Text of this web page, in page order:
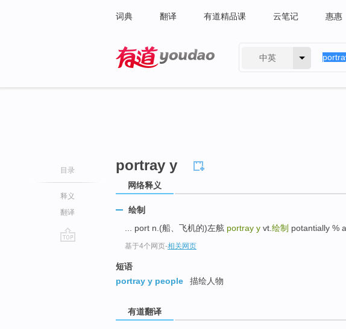
词典 翻译 有道精品课 云笔记 惠惠
中英
目录
释义
翻译
portray y
网络释义
绘制
... port n.(船、飞机的)左舷 portray y vt. 绘制 potantially %
基于4个网页-相关网页
短语
portray y people
描绘人物
有道翻译